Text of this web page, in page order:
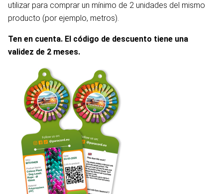
utilizar para comprar un mínimo de 2 unidades del mismo
producto (por ejemplo, metros).
Ten en cuenta. El código de descuento tiene una
validez de 2 meses.